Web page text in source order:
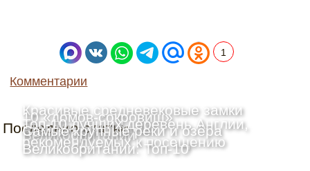
1
Комментарии
Последние статьи
Красивые средневековые замки
Шотландии: Топ-10
10 «домов-сокровищ»
Великобритании
Топ-10 лучших деревень Англии,
рекомендуемых к посещению
Самые крупные реки и озёра
Великобритании: Топ-10